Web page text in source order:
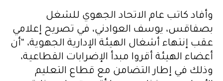
وأفاد كاتب عام الاتحاد الجهوي للشغل
بصفاقس، يوسف العوادني، في تصريح إعلامي
عقب إنتهاء أشغال الهيئة الإدارية الجهوية، “أن
أعضاء الهيئة أقروا مبدأ الإضرابات القطاعية،
وذلك في إطار التضامن مع قطاع التعليم